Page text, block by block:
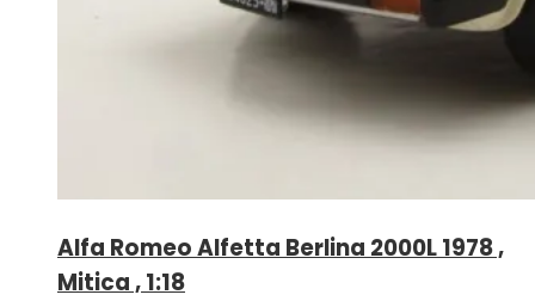
Alfa Romeo Alfetta Berlina 2000L 1978 ,
Mitica , 1:18